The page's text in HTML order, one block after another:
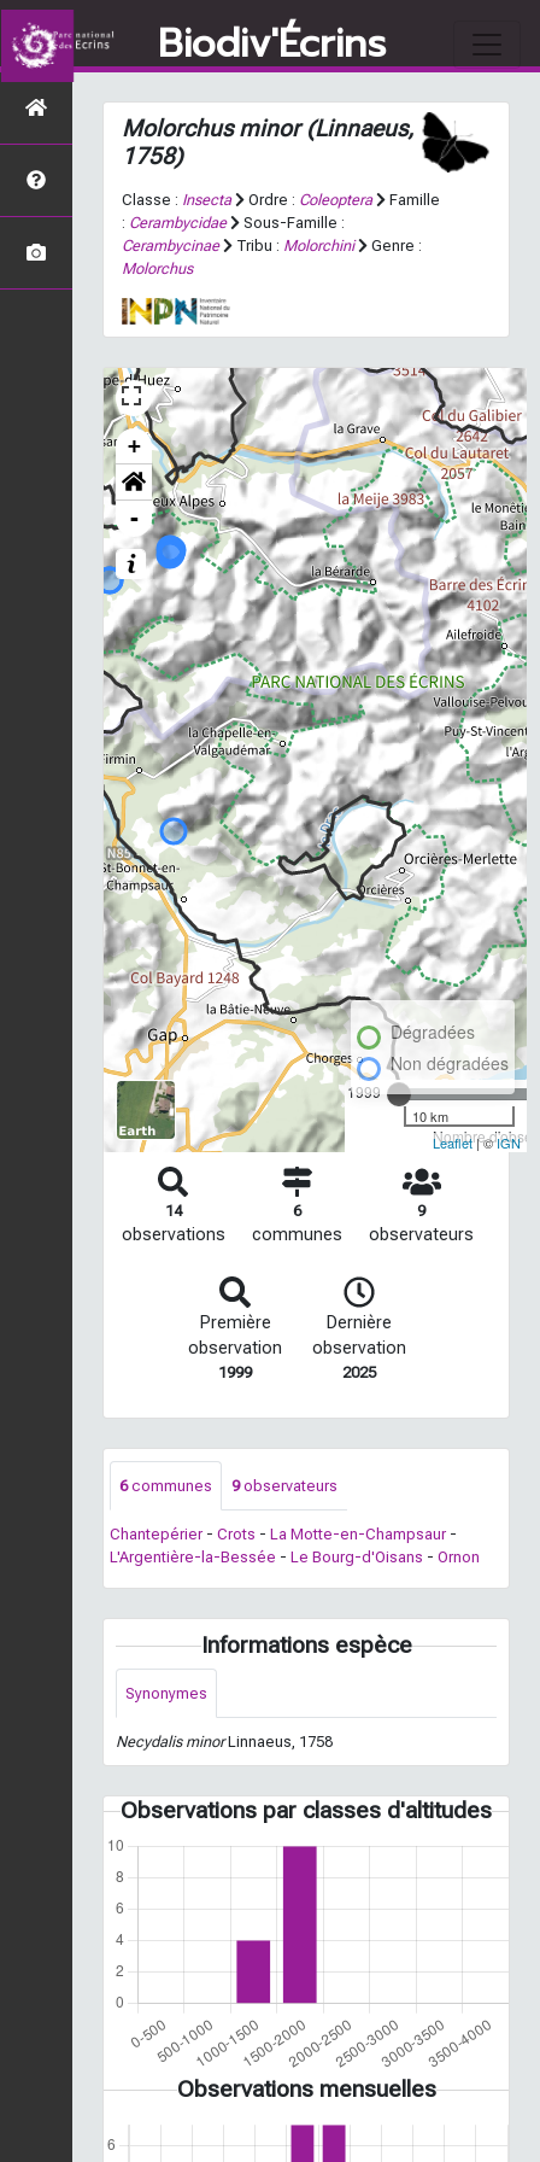
Biodiv'Écrins
Molorchus minor(Linnaeus,
1758)
Classe : Insecta Ordre : Coleoptera
Famille
: Cerambycidae
Sous-Famille :
Cerambycinae
Tribu : Molorchini
Genre :
Molorchus
+
-
1999
Nombre
Dégradées
Non dégradées
10 km
Leaflet| ©IGN
14
observations
6
communes
9
observateurs
Première
observation
1999
Dernière
observation
2025
6communes 9observateurs
Chantepérier - Crots - La Motte-en-Champsaur -
L'Argentière-la-Bessée - Le Bourg-d'Oisans - Ornon
Informations espèce
Synonymes
Necydalis minorLinnaeus, 1758
Observations par classes d'altitudes
Observations mensuelles